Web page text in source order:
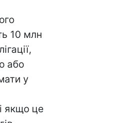
10 млн
або
у
якщо це